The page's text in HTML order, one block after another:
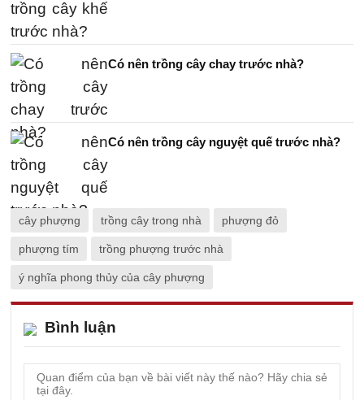
Có nên trồng cây chay trước nhà?
Có nên trồng cây nguyệt quế trước nhà?
cây phượng trồng cây trong nhà phượng đỏ
phượng tím trồng phượng trước nhà
ý nghĩa phong thủy của cây phượng
Bình luận